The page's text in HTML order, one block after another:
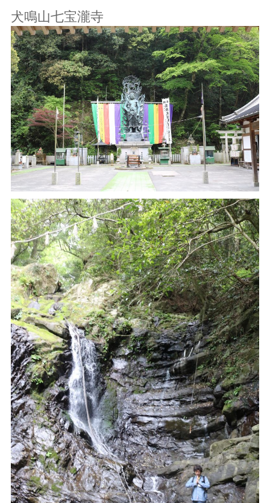
犬鳴山七宝瀧寺